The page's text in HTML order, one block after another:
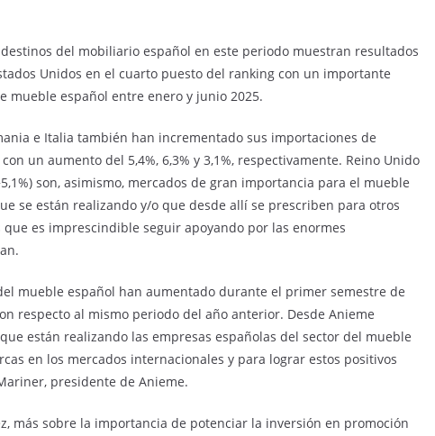
del mobiliario español en este periodo muestran resultados
Unidos en el cuarto puesto del ranking con un importante
mueble español entre enero y junio 2025.
e Italia también han incrementado sus importaciones de
un aumento del 5,4%, 6,3% y 3,1%, respectivamente. Reino Unido
son, asimismo, mercados de gran importancia para el mueble
se están realizando y/o que desde allí se prescriben para otros
es imprescindible seguir apoyando por las enormes
mueble español han aumentado durante el primer semestre de
respecto al mismo periodo del año anterior. Desde Anieme
están realizando las empresas españolas del sector del mueble
en los mercados internacionales y para lograr estos positivos
presidente de Anieme.
más sobre la importancia de potenciar la inversión en promoción